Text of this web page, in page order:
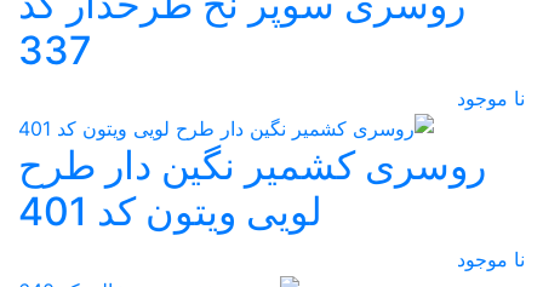
337
نا موجود
روسری کشمیر نگین دار طرح
لویی ویتون کد 401
نا موجود